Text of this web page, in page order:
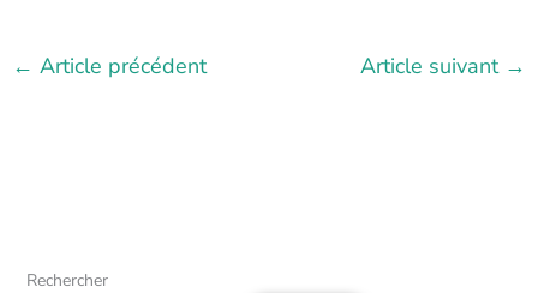
← Article précédent Article suivant →
Rechercher